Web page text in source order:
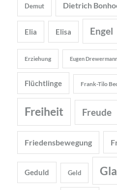
Demut Dietrich
Elia Elisa Engel
Erziehung Eugen
Flüchtlinge Frank-Tilo
Freiheit Freude
Friedensbewegung
Geduld Geld